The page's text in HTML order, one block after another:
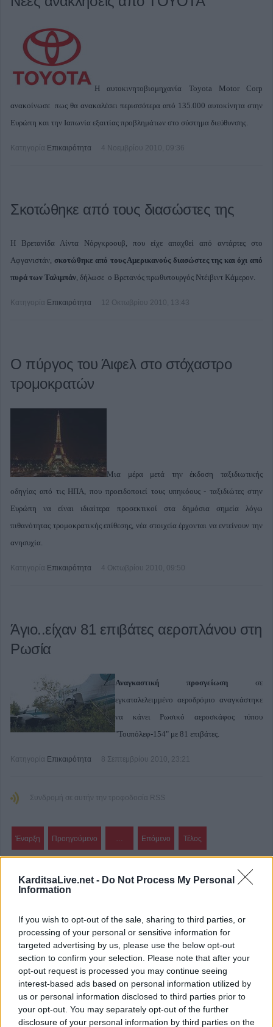
KarditsaLive.net - Do Not Process My Personal
Information
If you wish to opt-out of the sale, sharing to third parties, or
processing of your personal or sensitive information for
targeted advertising by us, please use the below opt-out
section to confirm your selection. Please note that after your
opt-out request is processed you may continue seeing
interest-based ads based on personal information utilized by
us or personal information disclosed to third parties prior to
your opt-out. You may separately opt-out of the further
disclosure of your personal information by third parties on the
Η αυτοκινητοβιομηχανία Toyota Motor Corp
ανακοίνωσε πως θα ανακαλέσει περισσότερα από 135.000 αυτοκίνητα στην
Ευρώπη και την Ιαπωνία εξαιτίας προβλημάτων στο σύστημα διεύθυνσης.
Κατηγορία Επικαιρότητα 4 Νοεμβρίου 2010, 09:36
Σκοτώθηκε από τους διασώστες της
Η Βρετανίδα Λίντα Νόργκροουβ, που είχε απαχθεί από αντάρτες στο
Αφγανιστάν, σκοτώθηκε από τους Αμερικανούς διασώστες της και όχι από
πυρά των Ταλιμπάν, δήλωσε ο Βρετανός πρωθυπουργός Ντέιβιντ Κάμερον.
Κατηγορία Επικαιρότητα 12 Οκτωβρίου 2010, 13:43
Ο πύργος του Άιφελ στο στόχαστρο
τρομοκρατών
Μια μέρα μετά την έκδοση ταξιδιωτικής
οδηγίας από τις ΗΠΑ, που προειδοποιεί τους υπηκόους - ταξιδιώτες στην
Ευρώπη να είναι ιδιαίτερα προσεκτικοί στα δημόσια σημεία λόγω
πιθανότητας τρομοκρατικής επίθεσης, νέα στοιχεία έρχονται να εντείνουν την
ανησυχία.
Κατηγορία Επικαιρότητα 4 Οκτωβρίου 2010, 09:50
Άγιο..είχαν 81 επιβάτες αεροπλάνου στη
Ρωσία
Αναγκαστική προσγείωση σε
εγκαταλελειμμένο αεροδρόμιο αναγκάστηκε
να κάνει Ρωσικό αεροσκάφος τύπου
"Τουπόλεφ-154" με 81 επιβάτες.
Κατηγορία Επικαιρότητα 8 Σεπτεμβρίου 2010, 23:21
Συνδρομή σε αυτήν την τροφοδοσία RSS
Έναρξη Προηγούμενο … Επόμενο Τέλος
Σελίδα 269 από 274
ΕΠΑΓΓΕΛΜΑΤΙΕΣ ΥΓΕΙΑΣ